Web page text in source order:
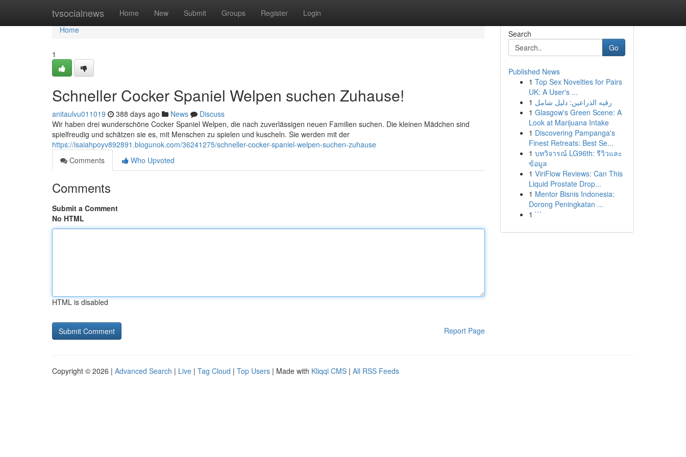
tvsocialnews Home New Submit Groups Register Login
Home
Home
1
Schneller Cocker Spaniel Welpen suchen Zuhause!
anitaulvu011019 388 days ago News
Discuss
Wir haben drei wunderschöne Cocker Spaniel Welpen, die nach zuverlässigen neuen Familien suchen. Die kleinen Mädchen sind
spielfreudig und schätzen sie es, mit Menschen zu spielen und kuscheln. Sie werden mit der
https://isaiahpoyv892891.blogunok.com/36241275/schneller-cocker-spaniel-welpen-suchen-zuhause
Comments
Who Upvoted
Comments
Submit a Comment
No HTML
HTML is disabled
Report Page
Search
Go
Published News
1 Top Sex Novelties for Pairs
UK: A User's ...
1 رقيه الذراعين: دليل شامل
1 Glasgow's Green Scene: A
Look at Marijuana Intake
1 Discovering Pampanga's
Finest Retreats: Best Se...
1 บทวิจารณ์ LG96th: รีวิวและ
ข้อมูล
1 ViriFlow Reviews: Can This
Liquid Prostate Drop...
1 Mentor Bisnis Indonesia:
Dorong Peningkatan ...
1 ```
Copyright © 2026 | Advanced Search | Live | Tag Cloud | Top Users | Made with Kliqqi CMS | All RSS Feeds